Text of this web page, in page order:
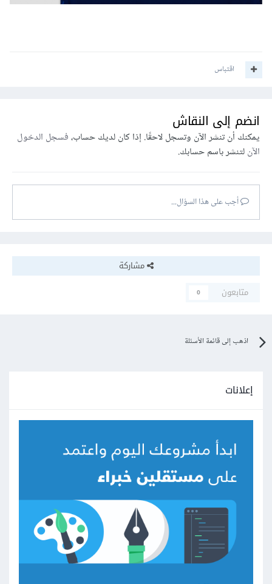
اقتباس
انضم إلى النقاش
يمكنك أن تنشر الآن وتسجل لاحقًا. إذا كان لديك حساب،فسجل الدخول
الآنلتنشر باسم حسابك.
أجب على هذا السؤال...
مشاركة
متابعون
0
اذهب إلى قائمة الأسئلة
إعلانات